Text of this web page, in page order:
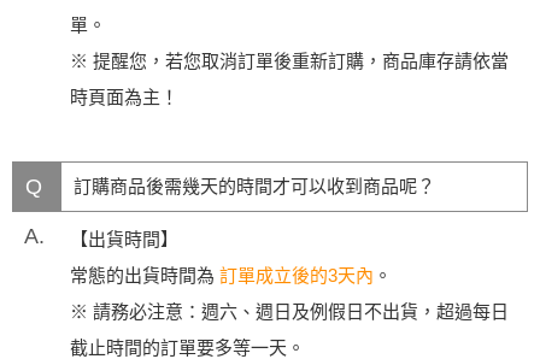
單。
※ 提醒您，若您取消訂單後重新訂購，商品庫存請依當
時頁面為主！
Q 訂購商品後需幾天的時間才可以收到商品呢？
A.
【出貨時間】
常態的出貨時間為 訂單成立後的3天內 。
※ 請務必注意：週六、週日及例假日不出貨，超過每日
截止時間的訂單要多等一天。